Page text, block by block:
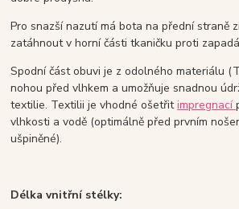
Pro snazší nazutí má bota na přední straně
zatáhnout v horní části tkaničku proti
Spodní část obuvi je z odolného materiálu
nohou před vlhkem a umožňuje snadnou
textilie. Textilii je vhodné ošetřitimpregnací
vlhkosti a vodě (optimálně před prvním
ušpiněné).
Délka vnitřní stélky: